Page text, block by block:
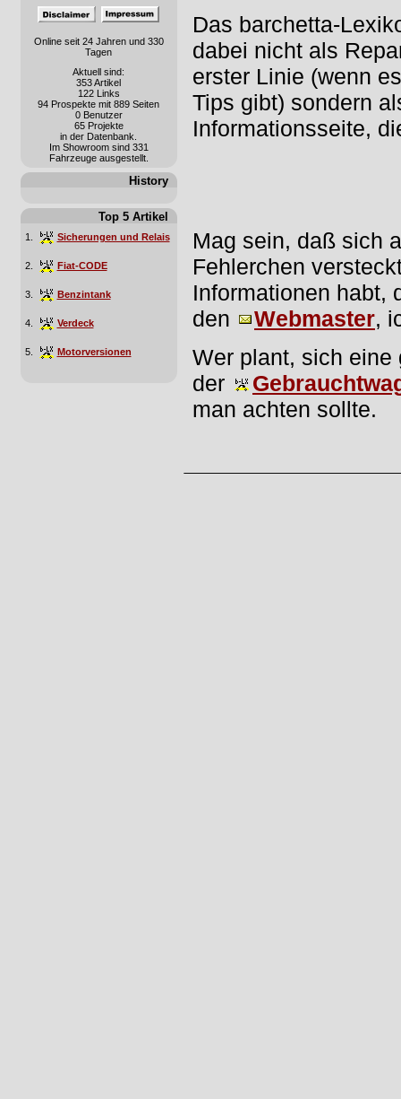
Online seit 24 Jahren und 330
Tagen
Aktuell sind:
353 Artikel
122 Links
94 Prospekte mit 889 Seiten
0 Benutzer
65 Projekte
in der Datenbank.
Im Showroom sind 331
Fahrzeuge ausgestellt.
History
Top 5 Artikel
1. Sicherungen und Relais
2. Fiat-CODE
3. Benzintank
4. Verdeck
5. Motorversionen
Das barchetta-
dabei nicht als
erster Linie (wenn
Tips gibt) sondern
Informationsseite,
Mag sein, daß sich
Fehlerchen
Informationen habt,
den
Webmaster,
Wer plant, sich eine
der
man achten sollte.